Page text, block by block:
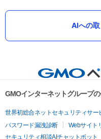
AIへの
GMOインターネットグループ
世界初総合ネットセキュリティサー
パスワード漏洩診断
Webサイト
セキュリティ相談AIチャットボット